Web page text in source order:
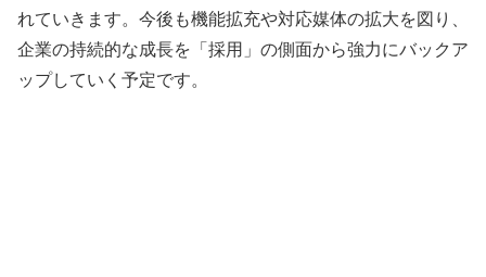
れていきます。今後も機能拡充や対応媒体の拡大を図り、
企業の持続的な成長を「採用」の側面から強力にバックア
ップしていく予定です。